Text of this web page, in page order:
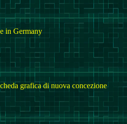
in Germany
grafica di nuova concezione